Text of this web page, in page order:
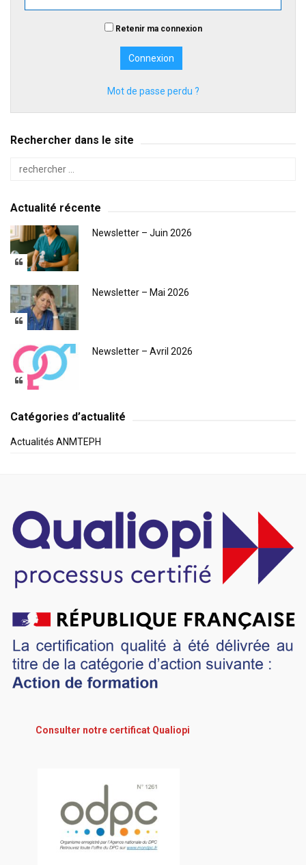
Retenir ma connexion
Mot de passe perdu ?
Rechercher dans le site
Actualité récente
Newsletter – Juin 2026
Newsletter – Mai 2026
Newsletter – Avril 2026
Catégories d’actualité
Actualités ANMTEPH
Consulter notre certificat Qualiopi